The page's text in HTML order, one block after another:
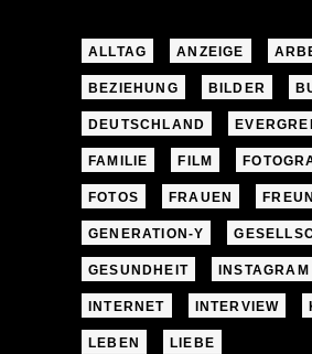
ALLTAG ANZEIGE
BEZIEHUNG BILDER
DEUTSCHLAND
FAMILIE FILM
FOTOS FRAUEN
GENERATION-Y
GESUNDHEIT INSTAGRAM
INTERNET INTERVIEW
LEBEN LIEBE